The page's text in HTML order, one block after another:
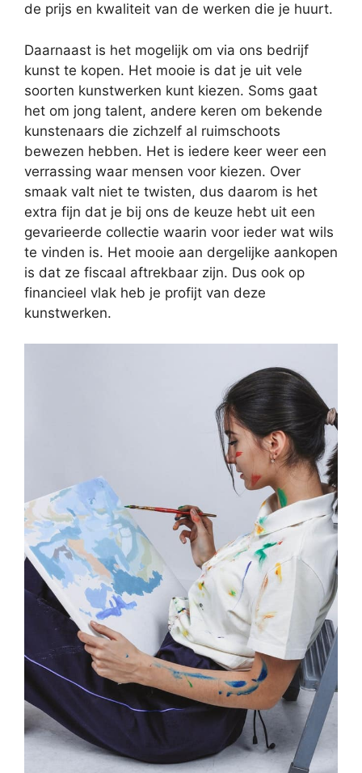
de prijs en kwaliteit van de werken die je huurt.
Daarnaast is het mogelijk om via ons bedrijf
kunst te kopen. Het mooie is dat je uit vele
soorten kunstwerken kunt kiezen. Soms gaat
het om jong talent, andere keren om bekende
kunstenaars die zichzelf al ruimschoots
bewezen hebben. Het is iedere keer weer een
verrassing waar mensen voor kiezen. Over
smaak valt niet te twisten, dus daarom is het
extra fijn dat je bij ons de keuze hebt uit een
gevarieerde collectie waarin voor ieder wat wils
te vinden is. Het mooie aan dergelijke aankopen
is dat ze fiscaal aftrekbaar zijn. Dus ook op
financieel vlak heb je profijt van deze
kunstwerken.